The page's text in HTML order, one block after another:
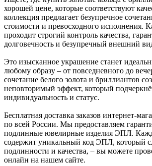
хорошей цене, которые соответствуют
коллекция предлагает безупречное
стоимости и превосходного исполнения.
проходит строгий контроль качества,
долговечность и безупречный внешний
Это изысканное украшение станет
любому образу – от повседневного до
сочетание белого золота и бриллиантов
неповторимый эффект, который
индивидуальность и статус.
Бесплатная доставка заказов интернет-
по всей России. Мы предоставляем
подлинные ювелирные изделия ЭПЛ.
содержит уникальный код ЭПЛ, который
подлинности и качества, – вы можете
онлайн на нашем сайте.